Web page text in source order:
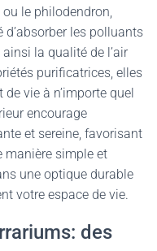
le philodendron,
d’absorber les polluants
la qualité de l’air
purificatrices, elles
vie à n’importe quel
encourage
et sereine, favorisant
manière simple et
une optique durable
votre espace de vie.
des